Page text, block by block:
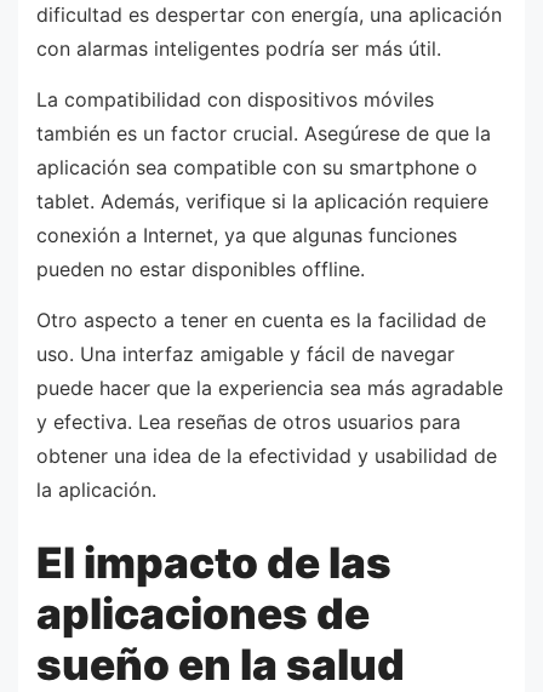
dificultad es despertar con energía, una aplicación
con alarmas inteligentes podría ser más útil.
La compatibilidad con dispositivos móviles
también es un factor crucial. Asegúrese de que la
aplicación sea compatible con su smartphone o
tablet. Además, verifique si la aplicación requiere
conexión a Internet, ya que algunas funciones
pueden no estar disponibles offline.
Otro aspecto a tener en cuenta es la facilidad de
uso. Una interfaz amigable y fácil de navegar
puede hacer que la experiencia sea más agradable
y efectiva. Lea reseñas de otros usuarios para
obtener una idea de la efectividad y usabilidad de
la aplicación.
El impacto de las
aplicaciones de
sueño en la salud